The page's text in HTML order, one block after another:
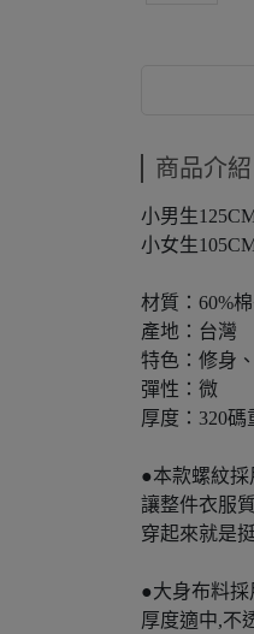
商品介紹
小男生
小女生
材質：60%
產地：台灣
特色：修身
彈性：微
厚度：320碼
●本款螺紋採
讓整件衣服
穿起來就是
●大身布料採
厚度適中,不